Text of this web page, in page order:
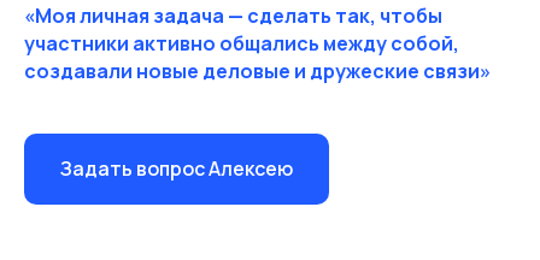
«Моя личная задача — сделать так, чтобы
участники активно общались между собой,
создавали новые деловые и дружеские связи»
Задать вопрос Алексею